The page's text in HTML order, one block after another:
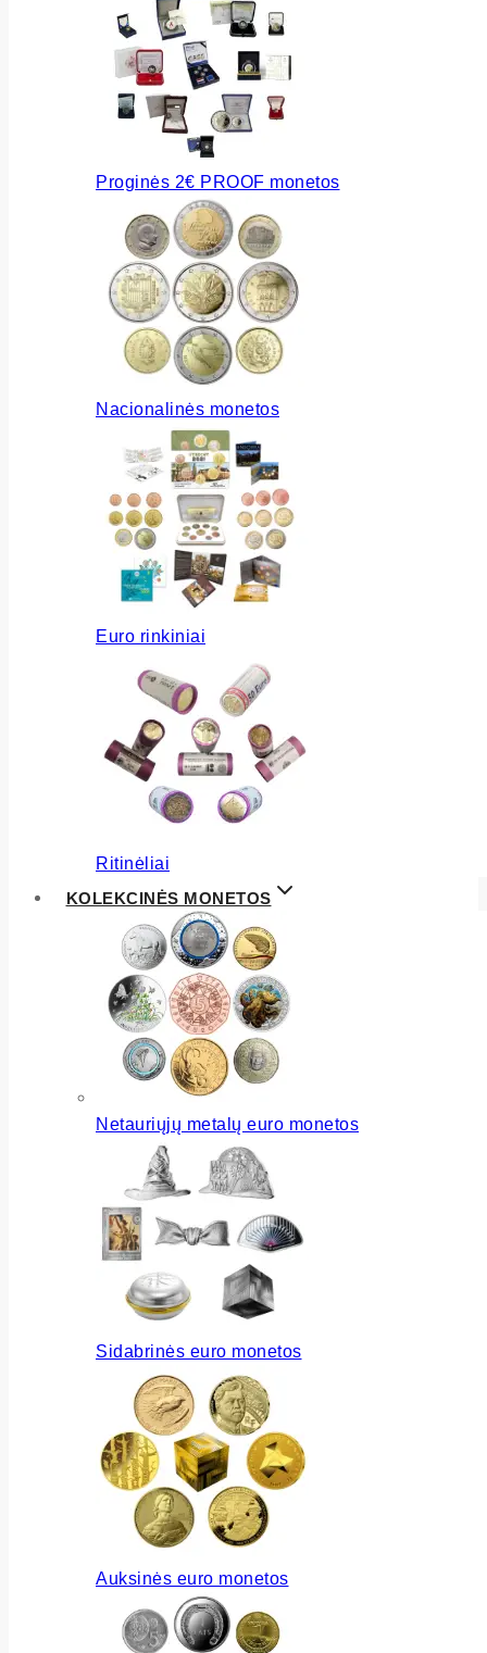
Proginės 2€ PROOF monetos
Nacionalinės monetos
Euro rinkiniai
Ritinėliai
KOLEKCINĖS MONETOS
Netauriųjų metalų euro monetos
Sidabrinės euro monetos
Auksinės euro monetos